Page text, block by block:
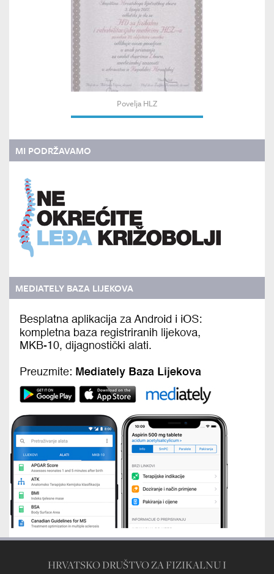
Povelja HLZ
MI PODRŽAVAMO
MEDIATELY BAZA LIJEKOVA
HRVATSKO DRUŠTVO ZA FIZIKALNU I